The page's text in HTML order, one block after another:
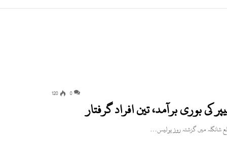
0
120
کی بوری برآمد، تین افراد گرفتار